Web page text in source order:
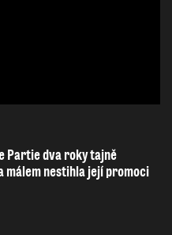
Partie dva roky tajně
málem nestihla její promoci